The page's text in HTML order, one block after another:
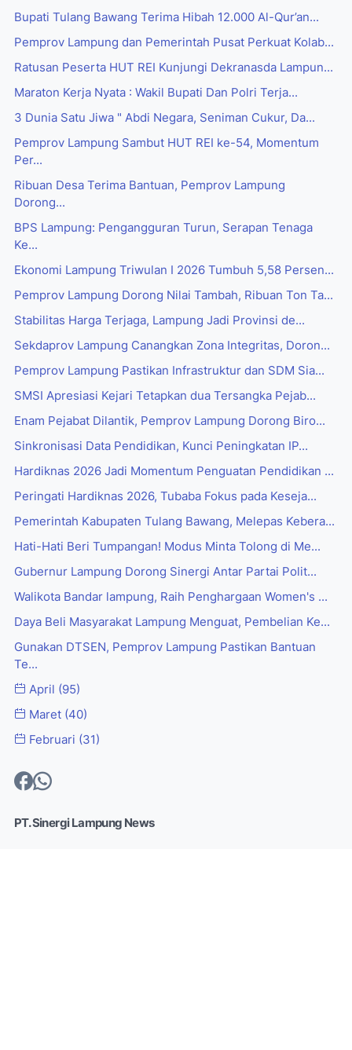
Bupati Tulang Bawang Terima Hibah 12.000 Al-Qur’an...
Pemprov Lampung dan Pemerintah Pusat Perkuat Kolab...
Ratusan Peserta HUT REI Kunjungi Dekranasda Lampun...
Maraton Kerja Nyata : Wakil Bupati Dan Polri Terja...
3 Dunia Satu Jiwa " Abdi Negara, Seniman Cukur, Da...
Pemprov Lampung Sambut HUT REI ke-54, Momentum
Per...
Ribuan Desa Terima Bantuan, Pemprov Lampung
Dorong...
BPS Lampung: Pengangguran Turun, Serapan Tenaga
Ke...
Ekonomi Lampung Triwulan I 2026 Tumbuh 5,58 Persen...
Pemprov Lampung Dorong Nilai Tambah, Ribuan Ton Ta...
Stabilitas Harga Terjaga, Lampung Jadi Provinsi de...
Sekdaprov Lampung Canangkan Zona Integritas, Doron...
Pemprov Lampung Pastikan Infrastruktur dan SDM Sia...
SMSI Apresiasi Kejari Tetapkan dua Tersangka Pejab...
Enam Pejabat Dilantik, Pemprov Lampung Dorong Biro...
Sinkronisasi Data Pendidikan, Kunci Peningkatan IP...
Hardiknas 2026 Jadi Momentum Penguatan Pendidikan ...
Peringati Hardiknas 2026, Tubaba Fokus pada Keseja...
Pemerintah Kabupaten Tulang Bawang, Melepas Kebera...
Hati-Hati Beri Tumpangan! Modus Minta Tolong di Me...
Gubernur Lampung Dorong Sinergi Antar Partai Polit...
Walikota Bandar lampung, Raih Penghargaan Women's ...
Daya Beli Masyarakat Lampung Menguat, Pembelian Ke...
Gunakan DTSEN, Pemprov Lampung Pastikan Bantuan
Te...
April (95)
Maret (40)
Februari (31)
PT. Sinergi Lampung News